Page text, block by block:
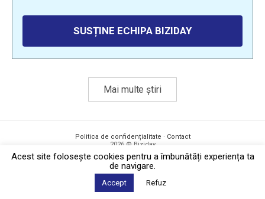
SUSȚINE ECHIPA BIZIDAY
Mai multe știri
Politica de confidențialitate · Contact
2026 © Biziday
Acest site foloseşte cookies pentru a îmbunătăți experiența ta
de navigare.
Accept Refuz